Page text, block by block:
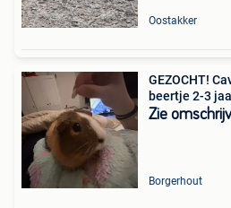
Oostakker
GEZOCHT!
beertje 2-3
Zie
Borgerhout